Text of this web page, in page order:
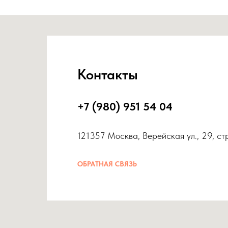
Контакты
+7 (980) 951 54 04
121357 Москва, Верейская ул., 29,
ОБРАТНАЯ СВЯЗЬ